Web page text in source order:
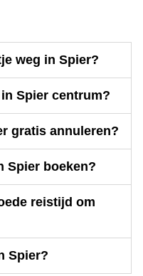
weg in Spier?
Spier centrum?
gratis annuleren?
Spier boeken?
reistijd om
Spier?